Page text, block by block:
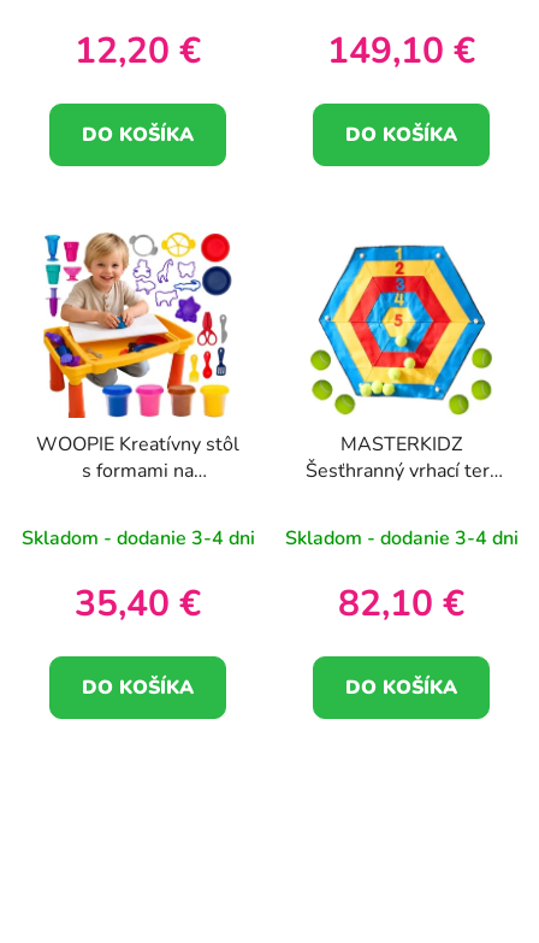
12,20 €
DO KOŠÍKA
149,10 €
DO KOŠÍKA
WOOPIE Kreatívny stôl
s formami na
el
Skladom - dodanie 3-4 dni
35,40 €
DO KOŠÍKA
MASTERKIDZ
Šesťhranný vrhací terč
Skladom - dodanie 3-4 dni
82,10 €
DO KOŠÍKA